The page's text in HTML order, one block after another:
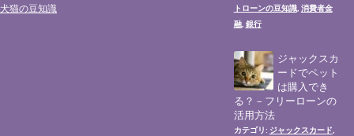
犬猫の豆知識
トローンの豆知識, 消費者金
融, 銀行
ジャックスカ
ードでペット
は購入でき
る？ – フリーローンの
活用方法
カテゴリ: ジャックスカード,